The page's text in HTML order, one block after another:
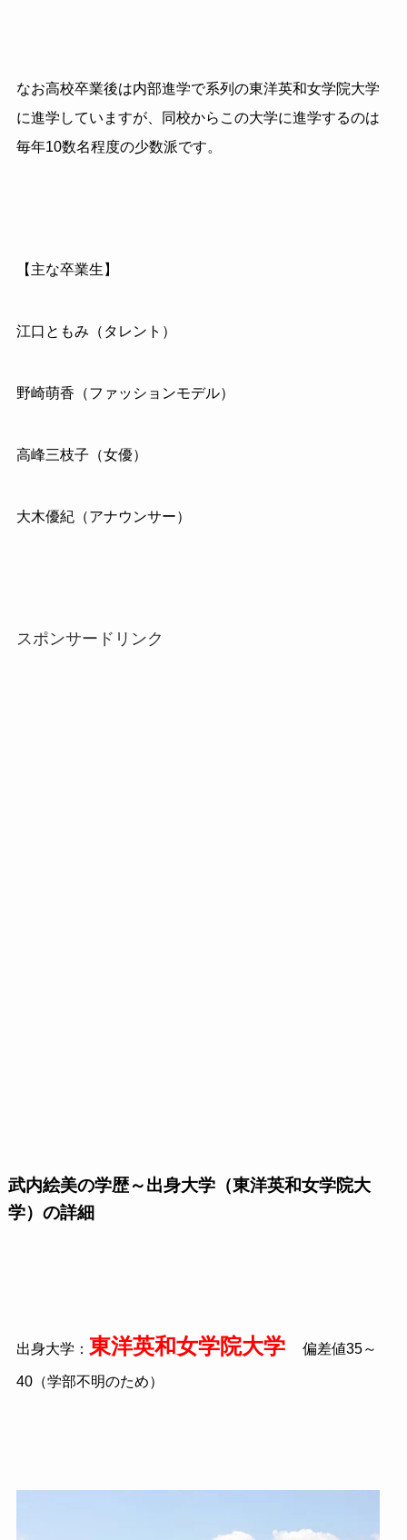
なお高校卒業後は内部進学で系列の東洋英和女学院大学
に進学していますが、同校からこの大学に進学するのは
毎年10数名程度の少数派です。
【主な卒業生】
江口ともみ（タレント）
野崎萌香（ファッションモデル）
高峰三枝子（女優）
大木優紀（アナウンサー）
スポンサードリンク
武内絵美の学歴～出身大学（東洋英和女学院大
学）の詳細
出身大学： 東洋英和女学院大学 偏差値35～
40（学部不明のため）